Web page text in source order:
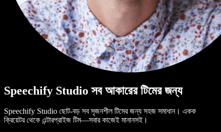
Speechify Studio সব আকারের টিমের জন্য
Speechify Studio ছোট-বড় সব সৃজনশীল টিমের জন্য সহজ সমাধান। একক
ক্রিয়েটর থেকে এন্টারপ্রাইজ টিম—সবার কাজেই মানানসই।